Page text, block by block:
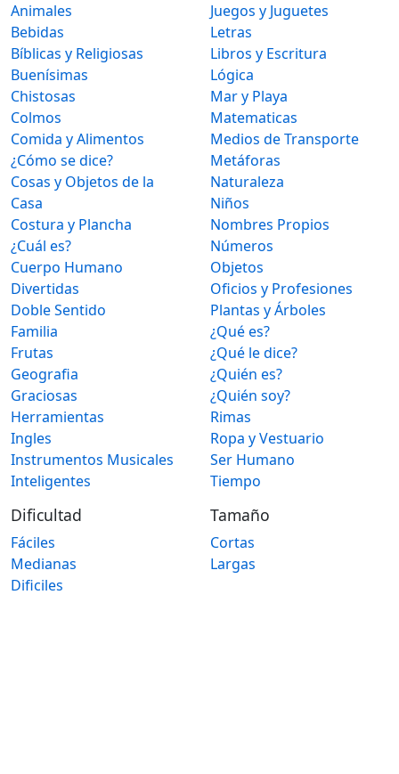
Animales
Bebidas
Bíblicas y Religiosas
Buenísimas
Chistosas
Colmos
Comida y Alimentos
¿Cómo se dice?
Cosas y Objetos de la
Casa
Costura y Plancha
¿Cuál es?
Cuerpo Humano
Divertidas
Doble Sentido
Familia
Frutas
Geografia
Graciosas
Herramientas
Ingles
Instrumentos Musicales
Inteligentes
Juegos y Juguetes
Letras
Libros y Escritura
Lógica
Mar y Playa
Matematicas
Medios de Transporte
Metáforas
Naturaleza
Niños
Nombres Propios
Números
Objetos
Oficios y Profesiones
Plantas y Árboles
¿Qué es?
¿Qué le dice?
¿Quién es?
¿Quién soy?
Rimas
Ropa y Vestuario
Ser Humano
Tiempo
Dificultad
Fáciles
Medianas
Dificiles
Tamaño
Cortas
Largas